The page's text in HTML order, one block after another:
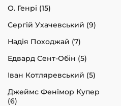
О. Генрі (15)
Сергій Ухачевський (9)
Надія Походжай (7)
Едвард Сент-Обін (5)
Іван Котляревський (5)
Джеймс Фенімор Купер
(6)